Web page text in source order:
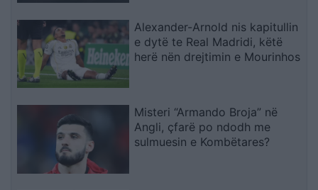
Alexander-Arnold nis kapitullin
e dytë te Real Madridi, këtë
herë nën drejtimin e Mourinhos
Misteri “Armando Broja” në
Angli, çfarë po ndodh me
sulmuesin e Kombëtares?